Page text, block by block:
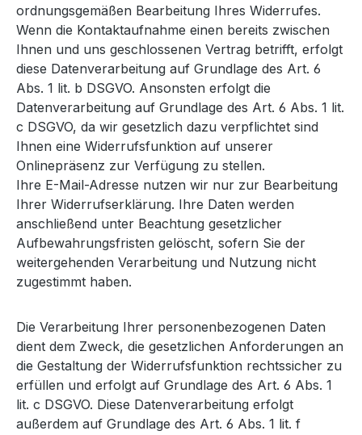
ordnungsgemäßen Bearbeitung Ihres Widerrufes.
Wenn die Kontaktaufnahme einen bereits zwischen
Ihnen und uns geschlossenen Vertrag betrifft, erfolgt
diese Datenverarbeitung auf Grundlage des Art. 6
Abs. 1 lit. b DSGVO. Ansonsten erfolgt die
Datenverarbeitung auf Grundlage des Art. 6 Abs. 1 lit.
c DSGVO, da wir gesetzlich dazu verpflichtet sind
Ihnen eine Widerrufsfunktion auf unserer
Onlinepräsenz zur Verfügung zu stellen.
Ihre E-Mail-Adresse nutzen wir nur zur Bearbeitung
Ihrer Widerrufserklärung. Ihre Daten werden
anschließend unter Beachtung gesetzlicher
Aufbewahrungsfristen gelöscht, sofern Sie der
weitergehenden Verarbeitung und Nutzung nicht
zugestimmt haben.
Die Verarbeitung Ihrer personenbezogenen Daten
dient dem Zweck, die gesetzlichen Anforderungen an
die Gestaltung der Widerrufsfunktion rechtssicher zu
erfüllen und erfolgt auf Grundlage des Art. 6 Abs. 1
lit. c DSGVO. Diese Datenverarbeitung erfolgt
außerdem auf Grundlage des Art. 6 Abs. 1 lit. f